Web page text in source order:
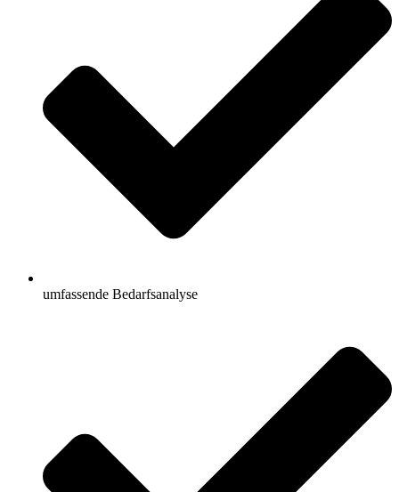
umfassende Bedarfsanalyse